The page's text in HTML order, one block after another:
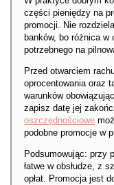
części pieniędzy na
promocji. Nie
banków, bo różnica
potrzebnego na
Przed otwarciem
oprocentowania oraz
warunków
zapisz datę jej
oszczędnościowe
podobne promocje w
Podsumowując: przy
łatwe w obsłudze, z
opłat. Promocja jest